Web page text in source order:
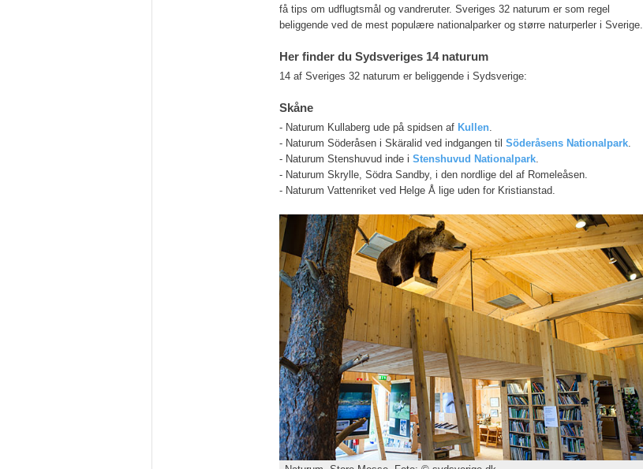
få tips om udflugtsmål og vandreruter. Sveriges 32 naturum er som regel
beliggende ved de mest populære nationalparker og større naturperler i Sverige.
Her finder du Sydsveriges 14 naturum
14 af Sveriges 32 naturum er beliggende i Sydsverige:
Skåne
- Naturum Kullaberg ude på spidsen af Kullen.
- Naturum Söderåsen i Skäralid ved indgangen til Söderåsens Nationalpark.
- Naturum Stenshuvud inde i Stenshuvud Nationalpark.
- Naturum Skrylle, Södra Sandby, i den nordlige del af Romeleåsen.
- Naturum Vattenriket ved Helge Å lige uden for Kristianstad.